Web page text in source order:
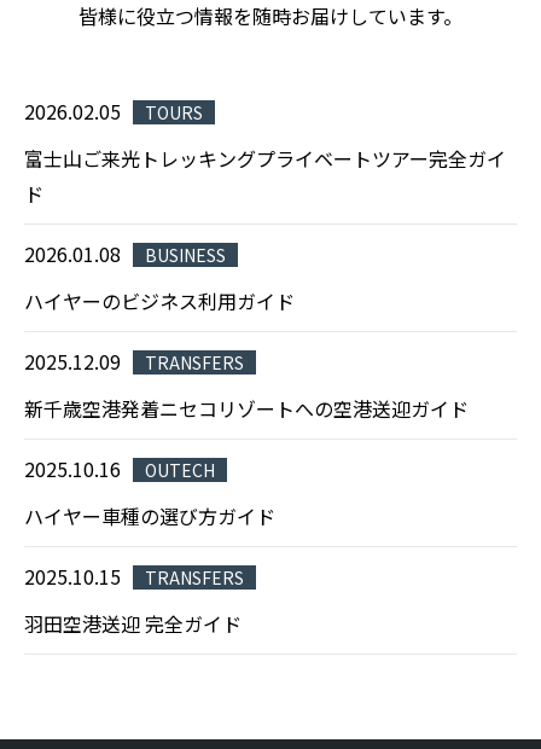
皆様に役立つ情報を随時お届けしています。
2026.02.05 TOURS
富士山ご来光トレッキングプライベートツアー完全ガイ
ド
2026.01.08 BUSINESS
ハイヤーのビジネス利用ガイド
2025.12.09 TRANSFERS
新千歳空港発着ニセコリゾートへの空港送迎ガイド
2025.10.16 OUTECH
ハイヤー車種の選び方ガイド
2025.10.15 TRANSFERS
羽田空港送迎 完全ガイド